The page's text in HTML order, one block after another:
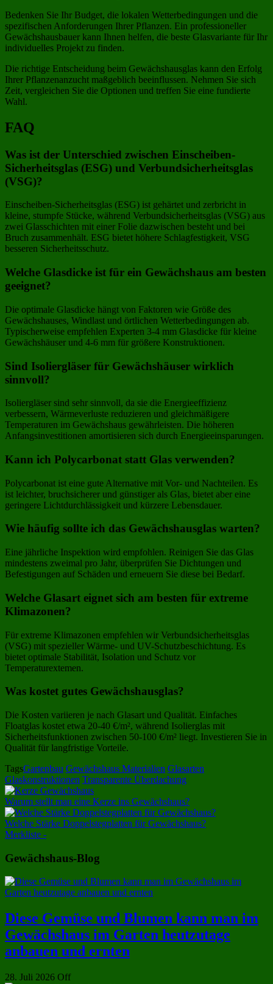
Bedenken Sie Ihr Budget, die lokalen Wetterbedingungen und die
spezifischen Anforderungen Ihrer Pflanzen. Ein professioneller
Gewächshausbauer kann Ihnen helfen, die beste Glasvariante für Ihr
individuelles Projekt zu finden.
Die richtige Entscheidung beim Gewächshausglas kann den Erfolg
Ihrer Pflanzenanzucht maßgeblich beeinflussen. Nehmen Sie sich
Zeit, vergleichen Sie die Optionen und treffen Sie eine fundierte
Wahl.
FAQ
Was ist der Unterschied zwischen Einscheiben-
Sicherheitsglas (ESG) und Verbundsicherheitsglas
(VSG)?
Einscheiben-Sicherheitsglas (ESG) ist gehärtet und zerbricht in
kleine, stumpfe Stücke, während Verbundsicherheitsglas (VSG) aus
zwei Glasschichten mit einer Folie dazwischen besteht und bei
Bruch zusammenhält. ESG bietet höhere Schlagfestigkeit, VSG
besseren Sicherheitsschutz.
Welche Glasdicke ist für ein Gewächshaus am besten
geeignet?
Die optimale Glasdicke hängt von Faktoren wie Größe des
Gewächshauses, Windlast und örtlichen Wetterbedingungen ab.
Typischerweise empfehlen Experten 3-4 mm Glasdicke für kleine
Gewächshäuser und 4-6 mm für größere Konstruktionen.
Sind Isoliergläser für Gewächshäuser wirklich
sinnvoll?
Isoliergläser sind sehr sinnvoll, da sie die Energieeffizienz
verbessern, Wärmeverluste reduzieren und gleichmäßigere
Temperaturen im Gewächshaus gewährleisten. Die höheren
Anfangsinvestitionen amortisieren sich durch Energieeinsparungen.
Kann ich Polycarbonat statt Glas verwenden?
Polycarbonat ist eine gute Alternative mit Vor- und Nachteilen. Es
ist leichter, bruchsicherer und günstiger als Glas, bietet aber eine
geringere Lichtdurchlässigkeit und kürzere Lebensdauer.
Wie häufig sollte ich das Gewächshausglas warten?
Eine jährliche Inspektion wird empfohlen. Reinigen Sie das Glas
mindestens zweimal pro Jahr, überprüfen Sie Dichtungen und
Befestigungen auf Schäden und erneuern Sie diese bei Bedarf.
Welche Glasart eignet sich am besten für extreme
Klimazonen?
Für extreme Klimazonen empfehlen wir Verbundsicherheitsglas
(VSG) mit spezieller Wärme- und UV-Schutzbeschichtung. Es
bietet optimale Stabilität, Isolation und Schutz vor
Temperaturextemen.
Was kostet gutes Gewächshausglas?
Die Kosten variieren je nach Glasart und Qualität. Einfaches
Floatglas kostet etwa 20-40 €/m², während Isolierglas mit
Sicherheitsfunktionen zwischen 50-100 €/m² liegt. Investieren Sie in
Qualität für langfristige Vorteile.
TagsGartenbau Gewächshaus Materialien Glasarten
Glaskonstruktionen Transparente Überdachung
Warum stellt man eine Kerze ins Gewächshaus?
Welche Stärke Doppelstegplatten für Gewächshaus?
Merkliste -
Gewächshaus-Blog
Diese Gemüse und Blumen kann man im
Gewächshaus im Garten heutzutage
anbauen und ernten
28. Juli 2026 Off